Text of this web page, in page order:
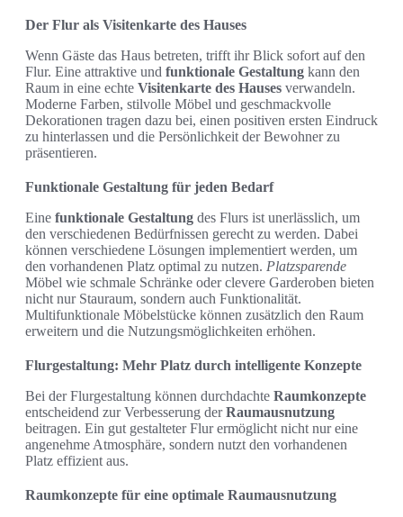
Der Flur als Visitenkarte des Hauses
Wenn Gäste das Haus betreten, trifft ihr Blick sofort auf den
Flur. Eine attraktive und funktionale Gestaltung kann den
Raum in eine echte Visitenkarte des Hauses verwandeln.
Moderne Farben, stilvolle Möbel und geschmackvolle
Dekorationen tragen dazu bei, einen positiven ersten Eindruck
zu hinterlassen und die Persönlichkeit der Bewohner zu
präsentieren.
Funktionale Gestaltung für jeden Bedarf
Eine funktionale Gestaltung des Flurs ist unerlässlich, um
den verschiedenen Bedürfnissen gerecht zu werden. Dabei
können verschiedene Lösungen implementiert werden, um
den vorhandenen Platz optimal zu nutzen. Platzsparende
Möbel wie schmale Schränke oder clevere Garderoben bieten
nicht nur Stauraum, sondern auch Funktionalität.
Multifunktionale Möbelstücke können zusätzlich den Raum
erweitern und die Nutzungsmöglichkeiten erhöhen.
Flurgestaltung: Mehr Platz durch intelligente Konzepte
Bei der Flurgestaltung können durchdachte Raumkonzepte
entscheidend zur Verbesserung derRaumausnutzung
beitragen. Ein gut gestalteter Flur ermöglicht nicht nur eine
angenehme Atmosphäre, sondern nutzt den vorhandenen
Platz effizient aus.
Raumkonzepte für eine optimale Raumausnutzung